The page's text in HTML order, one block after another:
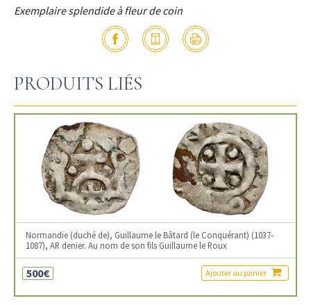
Exemplaire splendide à fleur de coin
PRODUITS LIÉS
Normandie (duché de), Guillaume le Bâtard (le Conquérant) (1037-
1087), AR denier. Au nom de son fils Guillaume le Roux
500€ Ajouter au panier